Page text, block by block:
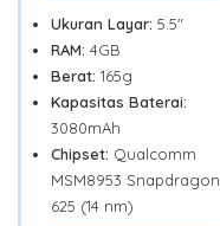
Ukuran Layar: 5.5"
RAM: 4GB
Berat: 165g
Kapasitas Baterai:
3080mAh
Chipset: Qualcomm
MSM8953 Snapdragon
625 (14 nm)